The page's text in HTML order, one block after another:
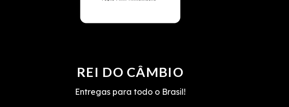
REI DO CÂMBIO
Entregas para todo o Brasil!